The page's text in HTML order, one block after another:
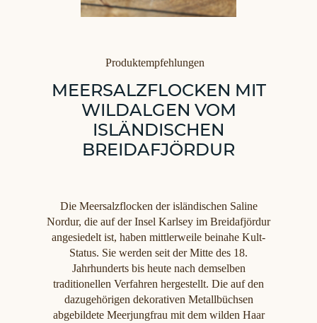
Kategorien
Produktempfehlungen
MEERSALZFLOCKEN MIT
WILDALGEN VOM
ISLÄNDISCHEN
BREIDAFJÖRDUR
Die Meersalzflocken der isländischen Saline
Nordur, die auf der Insel Karlsey im Breidafjördur
angesiedelt ist, haben mittlerweile beinahe Kult-
Status. Sie werden seit der Mitte des 18.
Jahrhunderts bis heute nach demselben
traditionellen Verfahren hergestellt. Die auf den
dazugehörigen dekorativen Metallbüchsen
abgebildete Meerjungfrau mit dem wilden Haar